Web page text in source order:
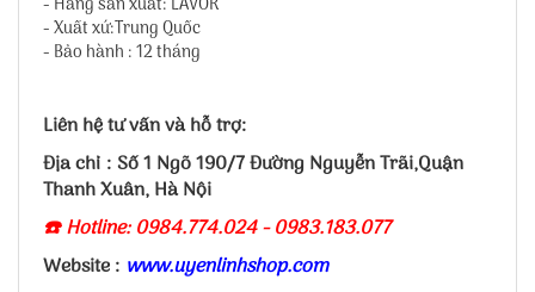
- Xuất xứ:Trung Quốc
- Bảo hành : 12 tháng
Liên hệ tư vấn và hỗ trợ:
Địa chỉ : Số 1 Ngõ 190/7 Đường Nguyễn Trãi,Quận
Thanh Xuân, Hà Nội
☎️ Hotline: 0984.774.024 - 0983.183.077
Website : www.uyenlinhshop.com